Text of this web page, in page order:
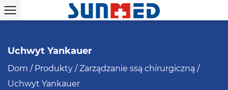
Uchwyt Yankauer
Dom / Produkty /Zarządzanie ssą chirurgiczną /
Uchwyt Yankauer